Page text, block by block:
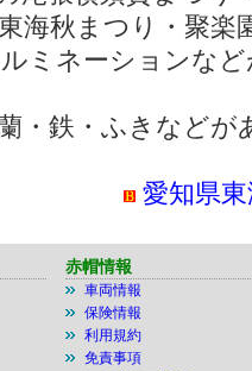
海秋まつり・聚楽
ミネーションな
・鉄・ふきなどが
愛知県
赤帽情報
車両情報
保険情報
利用規約
免責事項